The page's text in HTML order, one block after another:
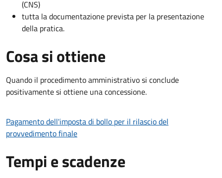
(CNS)
tutta la documentazione prevista per la presentazione
della pratica.
Cosa si ottiene
Quando il procedimento amministrativo si conclude
positivamente si ottiene una concessione.
Pagamento dell'imposta di bollo per il rilascio del
provvedimento finale
Tempi e scadenze